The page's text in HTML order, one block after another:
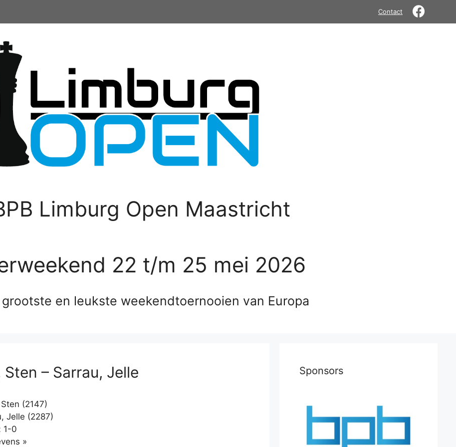
Contact
Limburg Open Maastricht
22 t/m 25 mei 2026
grootste en leukste weekendtoernooien van Europa
Sten – Sarrau, Jelle
(2147)
Jelle (2287)
1-0
»
Sponsors